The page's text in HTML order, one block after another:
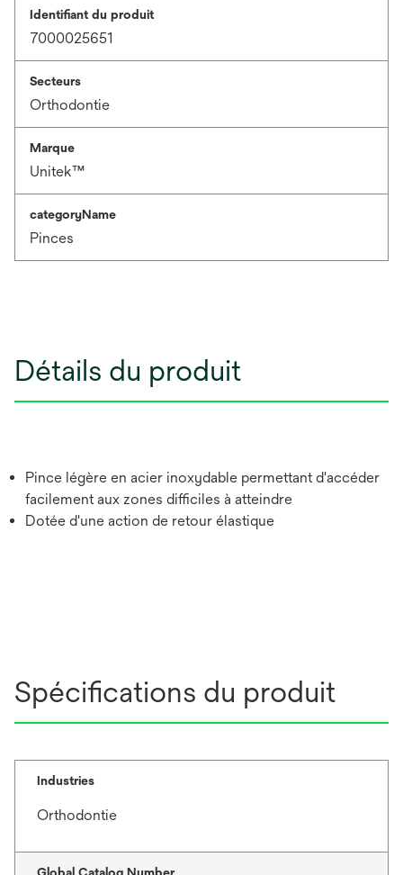
Identifiant du produit
7000025651
Secteurs
Orthodontie
Marque
Unitek™
categoryName
Pinces
Détails du produit
Pince légère en acier inoxydable permettant d'accéder
facilement aux zones difficiles à atteindre
Dotée d'une action de retour élastique
Spécifications du produit
Industries
Orthodontie